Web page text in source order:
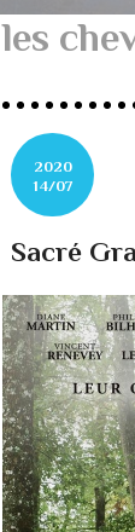
les
2020
14/07
Sacré